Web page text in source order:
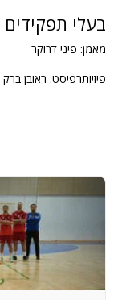
בעלי תפקידים
מאמן: פיני דרוקר
פיזיותרפיסט: ראובן ברק